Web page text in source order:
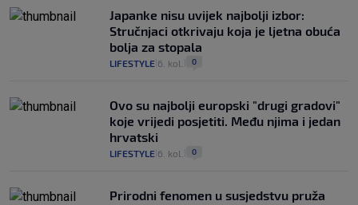
Japanke nisu uvijek najbolji izbor:
Stručnjaci otkrivaju koja je ljetna obuća
bolja za stopala
LIFESTYLE 6. kol. 0
Ovo su najbolji europski "drugi gradovi"
koje vrijedi posjetiti. Među njima i jedan
hrvatski
LIFESTYLE 6. kol. 0
Prirodni fenomen u susjedstvu pruža